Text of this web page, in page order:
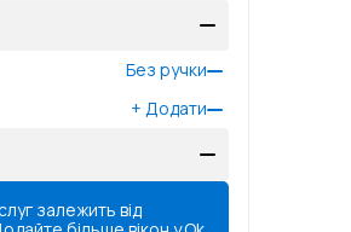
Без ручки
+ Додати
залежить від